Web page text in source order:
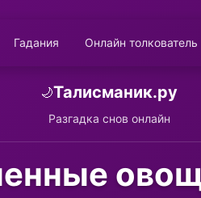
Гадания Онлайн толкователь
🌙Талисманик.ру
Разгадка снов онлайн